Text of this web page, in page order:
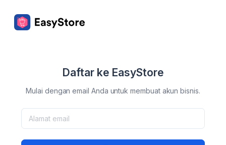
Daftar ke EasyStore
Mulai dengan email Anda untuk membuat akun bisnis.